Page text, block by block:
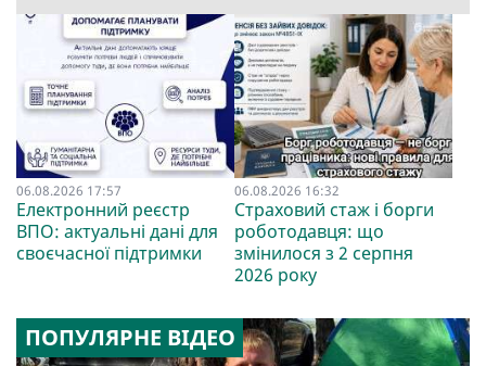
06.08.2026 17:57
Електронний реєстр
ВПО: актуальні дані для
своєчасної підтримки
06.08.2026 16:32
Страховий стаж і борги
роботодавця: що
змінилося з 2 серпня
2026 року
ПОПУЛЯРНЕ ВІДЕО